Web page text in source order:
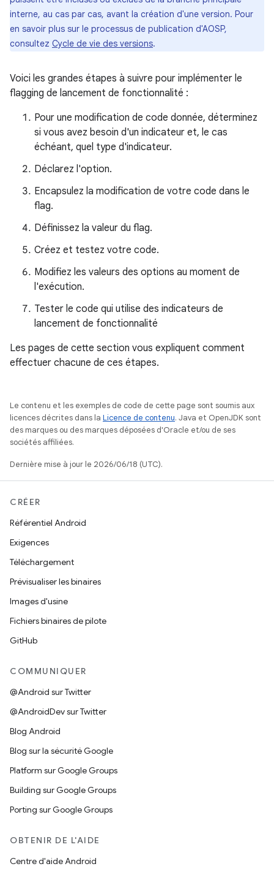
interne, au cas par cas, avant la création d'une version. Pour
en savoir plus sur le processus de publication d'AOSP,
consultez Cycle de vie des versions.
Voici les grandes étapes à suivre pour implémenter le
flagging de lancement de fonctionnalité :
Pour une modification de code donnée, déterminez
si vous avez besoin d'un indicateur et, le cas
échéant, quel type d'indicateur.
Déclarez l'option.
Encapsulez la modification de votre code dans le
flag.
Définissez la valeur du flag.
Créez et testez votre code.
Modifiez les valeurs des options au moment de
l'exécution.
Tester le code qui utilise des indicateurs de
lancement de fonctionnalité
Les pages de cette section vous expliquent comment
effectuer chacune de ces étapes.
Le contenu et les exemples de code de cette page sont soumis aux
licences décrites dans la Licence de contenu. Java et OpenJDK sont
des marques ou des marques déposées d'Oracle et/ou de ses
sociétés affiliées.
Dernière mise à jour le 2026/06/18 (UTC).
CRÉER
Référentiel Android
Exigences
Téléchargement
Prévisualiser les binaires
Images d'usine
Fichiers binaires de pilote
GitHub
COMMUNIQUER
@Android sur Twitter
@AndroidDev sur Twitter
Blog Android
Blog sur la sécurité Google
Platform sur Google Groups
Building sur Google Groups
Porting sur Google Groups
OBTENIR DE L'AIDE
Centre d'aide Android